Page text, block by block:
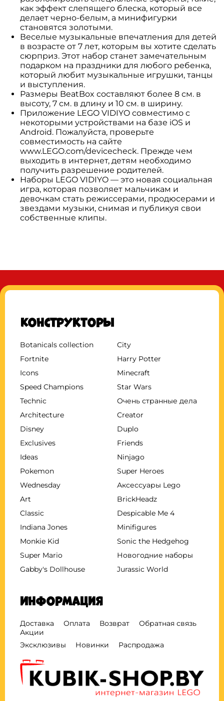
как эффект слепящего блеска, который все
делает черно-белым, а минифигурки
становятся золотыми.
Веселые музыкальные впечатления для детей
в возрасте от 7 лет, которым вы хотите сделать
сюрприз. Этот набор станет замечательным
подарком на праздники для любого ребенка,
который любит музыкальные игрушки, танцы
и выступления.
Размеры BeatBox составляют более 8 см. в
высоту, 7 см. в длину и 10 см. в ширину.
Приложение LEGO VIDIYO совместимо с
некоторыми устройствами на базе iOS и
Android. Пожалуйста, проверьте
совместимость на сайте
www.LEGO.com/devicecheck. Прежде чем
выходить в интернет, детям необходимо
получить разрешение родителей.
Наборы LEGO VIDIYO — это новая социальная
игра, которая позволяет мальчикам и
девочкам стать режиссерами, продюсерами и
звездами музыки, снимая и публикуя свои
собственные клипы.
Конструкторы
Botanicals collection
City
Fortnite
Harry Potter
Icons
Minecraft
Speed Champions
Star Wars
Technic
Очень странные дела
Architecture
Creator
Disney
Duplo
Exclusives
Friends
Ideas
Ninjago
Pokemon
Super Heroes
Wednesday
Аксессуары Lego
Art
BrickHeadz
Classic
Despicable Me 4
Indiana Jones
Minifigures
Monkie Kid
Sonic the Hedgehog
Super Mario
Новогодние наборы
Gabby's Dollhouse
Jurassic World
Информация
Доставка Оплата Возврат
Обратная связь
Акции
Эксклюзивы
Новинки Распродажа